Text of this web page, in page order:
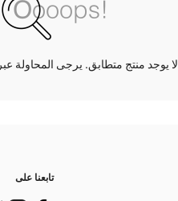
لا يوجد منتج متطابق. يرجى المحاولة
تابعنا على